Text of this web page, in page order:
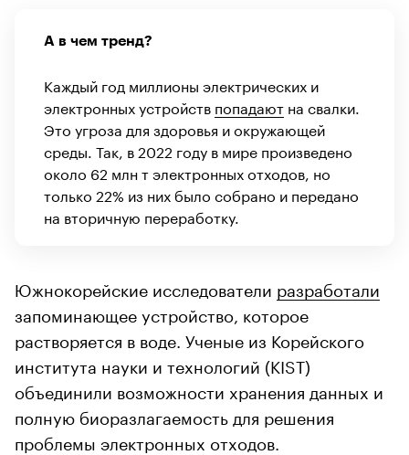
А в чем тренд?
Каждый год миллионы электрических и
электронных устройств попадают на свалки.
Это угроза для здоровья и окружающей
среды. Так, в 2022 году в мире произведено
около 62 млн т электронных отходов, но
только 22% из них было собрано и передано
на вторичную переработку.
Южнокорейские исследователи разработали
запоминающее устройство, которое
растворяется в воде. Ученые из Корейского
института науки и технологий (KIST)
объединили возможности хранения данных и
полную биоразлагаемость для решения
проблемы электронных отходов.